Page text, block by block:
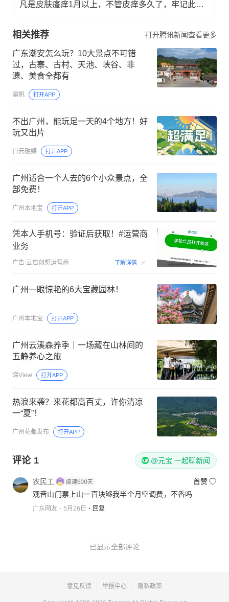
凡是皮肤瘙痒1月以上，不管皮痒多久了，牢记此法，快！准！狠！
相关推荐 打开腾讯新闻查看更多
广东潮安怎么玩？10大景点不可错
过，古寨、古村、天池、峡谷、非
遗、美食全都有
渝帆 打开APP
不出广州，能玩足一天的4个地方！好
玩又出片
白云融媒 打开APP
广州适合一个人去的6个小众景点，全
部免费！
广州本地宝 打开APP
凭本人手机号：验证后获取！#运营商
业务
广告 云启创想运营商 了解详情 00:15
广州一眼惊艳的6大宝藏园林！
广州本地宝 打开APP
广州云溪森养季｜一场藏在山林间的
五静养心之旅
睇View 打开APP
热浪来袭？来花都高百丈，许你清凉
一“夏”！
广州花都发布 打开APP
评论 1 @元宝 一起聊新闻
农民工
首赞
观音山门票上山一百块够我半个月空调费，不香吗
广东网友 5月26日 回复
已显示全部评论
意见反馈 举报中心 隐私政策